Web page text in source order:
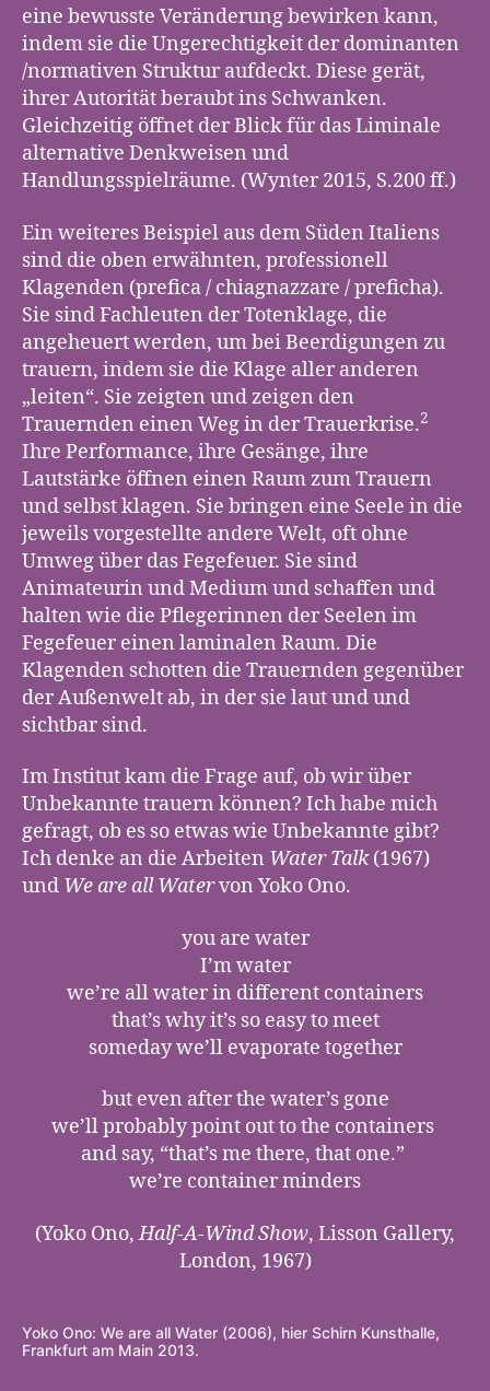
eine bewusste Veränderung bewirken kann,
indem sie die Ungerechtigkeit der dominanten
/normativen Struktur aufdeckt. Diese gerät,
ihrer Autorität beraubt ins Schwanken.
Gleichzeitig öffnet der Blick für das Liminale
alternative Denkweisen und
Handlungsspielräume. (Wynter 2015, S.200 ff.)
Ein weiteres Beispiel aus dem Süden Italiens
sind die oben erwähnten, professionell
Klagenden (prefica / chiagnazzare / preficha).
Sie sind Fachleuten der Totenklage, die
angeheuert werden, um bei Beerdigungen zu
trauern, indem sie die Klage aller anderen
„leiten“. Sie zeigten und zeigen den
Trauernden einen Weg in der Trauerkrise.2
Ihre Performance, ihre Gesänge, ihre
Lautstärke öffnen einen Raum zum Trauern
und selbst klagen. Sie bringen eine Seele in die
jeweils vorgestellte andere Welt, oft ohne
Umweg über das Fegefeuer. Sie sind
Animateurin und Medium und schaffen und
halten wie die Pflegerinnen der Seelen im
Fegefeuer einen laminalen Raum. Die
Klagenden schotten die Trauernden gegenüber
der Außenwelt ab, in der sie laut und und
sichtbar sind.
Im Institut kam die Frage auf, ob wir über
Unbekannte trauern können? Ich habe mich
gefragt, ob es so etwas wie Unbekannte gibt?
Ich denke an die Arbeiten Water Talk(1967)
und We are all Watervon Yoko Ono.
you are water
I’m water
we’re all water in different containers
that’s why it’s so easy to meet
someday we’ll evaporate together
but even after the water’s gone
we’ll probably point out to the contai­ners
and say, “that’s me there, that one.”
we’re contai­ner minders
(Yoko Ono,Half-A-Wind Show, Lisson Gallery,
London, 1967)
Yoko Ono: We are all Water (2006), hier Schirn Kunsthalle,
Frankfurt am Main 2013.